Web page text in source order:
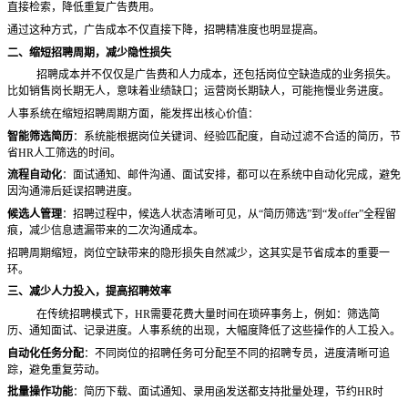
直接检索，降低重复广告费用。
通过这种方式，广告成本不仅直接下降，招聘精准度也明显提高。
二、缩短招聘周期，减少隐性损失
招聘成本并不仅仅是广告费和人力成本，还包括岗位空缺造成的业务损失。
比如销售岗长期无人，意味着业绩缺口；运营岗长期缺人，可能拖慢业务进度。
人事系统在缩短招聘周期方面，能发挥出核心价值：
智能筛选简历：系统能根据岗位关键词、经验匹配度，自动过滤不合适的简历，节
省HR人工筛选的时间。
流程自动化：面试通知、邮件沟通、面试安排，都可以在系统中自动化完成，避免
因沟通滞后延误招聘进度。
候选人管理：招聘过程中，候选人状态清晰可见，从“简历筛选”到“发offer”全程留
痕，减少信息遗漏带来的二次沟通成本。
招聘周期缩短，岗位空缺带来的隐形损失自然减少，这其实是节省成本的重要一
环。
三、减少人力投入，提高招聘效率
在传统招聘模式下， HR需要花费大量时间在琐碎事务上，例如：筛选简
历、通知面试、记录进度。人事系统的出现，大幅度降低了这些操作的人工投入。
自动化任务分配：不同岗位的招聘任务可分配至不同的招聘专员，进度清晰可追
踪，避免重复劳动。
批量操作功能：简历下载、面试通知、录用函发送都支持批量处理，节约HR时